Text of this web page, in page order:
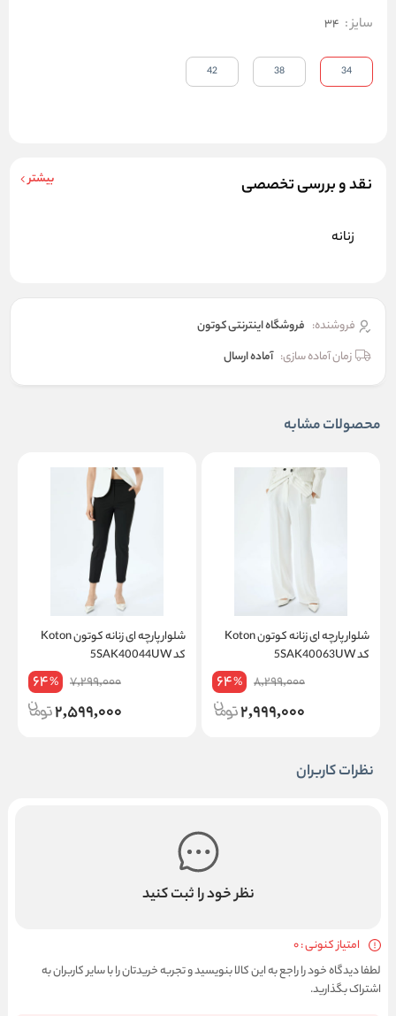
نقد و بررسی تخصصی بیشتر
زنانه
فروشنده: فروشگاه اینترنتی کوتون
زمان آماده سازی: آماده ارسال
سایز:
34
34
38
42
محصولات مشابه
شلوار پارچه ای زنانه کوتون Koton
کد 5SAK40063UW
8,299,000
64%
2,999,000
شلوار پارچه ای زنانه کوتون Koton
کد 5SAK40044UW
7,299,000
64%
2,599,000
نظرات کاربران
نظر خود را ثبت کنید
امتیاز کنونی : 0
لطفا دیدگاه خود را راجع به این کالا بنویسید و تجربه خریدتان را با سایر کاربران به
اشتراک بگذارید.